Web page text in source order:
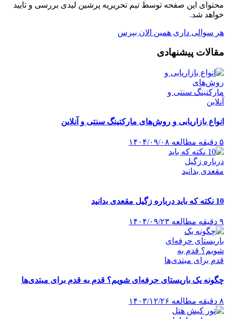
محتوای این صفحه توسط تیم تحریریه پرشین لیدی بررسی و تایید
خواهد شد.
هر سوالی داری همین الان بپرس
مقالات پیشنهادی
انواع بازاریابی و روش‌های مارکتینگ سنتی و آنلاین
۵ دقیقه مطالعه ۱۴۰۴/۰۹/۰۸
10 نکته که باید درباره زگیل مقعدی بدانید
۹ دقیقه مطالعه ۱۴۰۴/۰۹/۲۳
چگونه یک باریستای حرفه‌ای شویم؟ قدم به قدم برای مبتدی‌ها
۸ دقیقه مطالعه ۱۴۰۳/۱۲/۲۶